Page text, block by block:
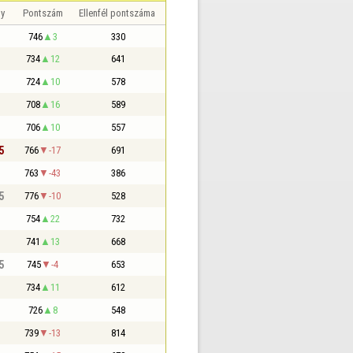
Pontszám
Ellenfél pontszáma
746
3
330
734
12
641
724
10
578
708
16
589
706
10 557
766 -17
691
763
-43 386
776 -10
528
754
22
732
741
13 668
745 -4
653
734
11
612
726
8
548
739
-13
814